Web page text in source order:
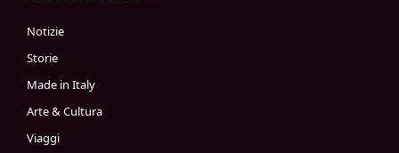
Notizie
Storie
Made in Italy
Arte & Cultura
Viaggi